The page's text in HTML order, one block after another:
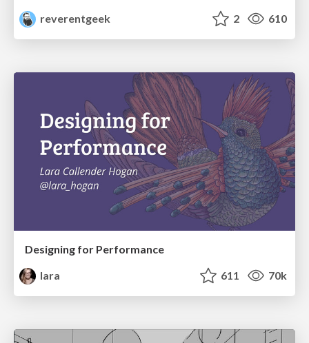
reverentgeek
2 610
Designing for Performance
lara
611 70k